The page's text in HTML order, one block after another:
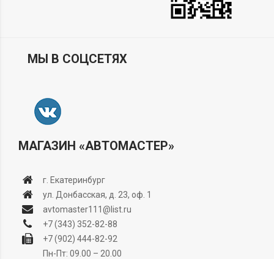
МЫ В СОЦСЕТЯХ
МАГАЗИН «АВТОМАСТЕР»
г. Екатеринбург
ул. Донбасская, д. 23, оф. 1
avtomaster111@list.ru
+7 (343) 352-82-88
+7 (902) 444-82-92
Пн-Пт: 09.00 – 20.00